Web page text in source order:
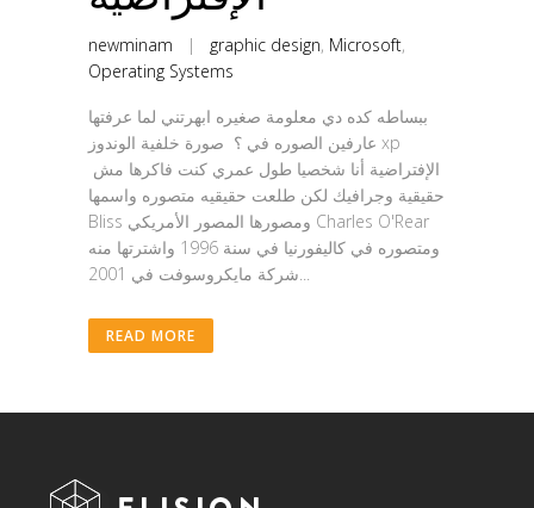
newminam | graphic design, Microsoft,
Operating Systems
ببساطه كده دي معلومة صغيره ابهرتني لما عرفتها
عارفين الصوره في ؟ صورة خلفية الوندوز xp
حقيقية وجرافيك لكن طلعت حقيقيه متصوره واسمها
Bliss ومصورها المصور الأمريكي Charles O'Rear
ومتصوره في كاليفورنيا في سنة 1996 واشترتها منه
شركة مايكروسوفت في 2001...
READ MORE